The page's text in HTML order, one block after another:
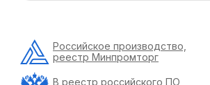
Российское производство,
реестр Минпромторг
В реестр российского ПО